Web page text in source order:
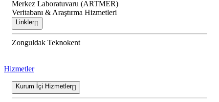
Merkez Laboratuvaru (ARTMER)
Veritabanı & Araştırma Hizmetleri
Linkler
Zonguldak Teknokent
Hizmetler
Kurum İçi Hizmetler